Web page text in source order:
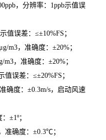
，分辨率：1ppb示值误
值误差：≤±10%FS；
m3，准确度：±20%；
m3，准确度：±20%；
值误差：≤±20%FS；
确度：±0.3m/s，启动风速
±1º；
确度：±0.3℃；